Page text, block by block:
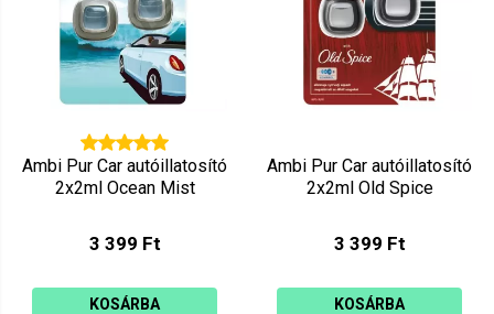
Ambi Pur Car autóillatosító
2x2ml Ocean Mist
3 399 Ft
KOSÁRBA
Ambi Pur Car autóillatosító
2x2ml Old Spice
3 399 Ft
KOSÁRBA